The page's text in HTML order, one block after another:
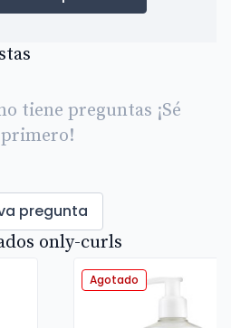
tiene preguntas ¡Sé
pregunta
only-curls
Agotado